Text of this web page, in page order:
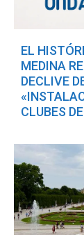
EL
MEDINA
DECLIVE
CLUBES